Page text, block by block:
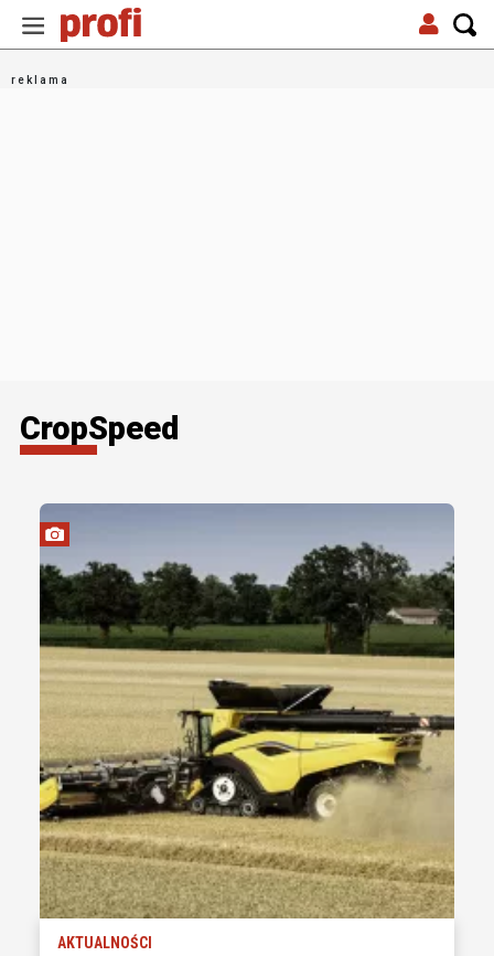
CropSpeed
AKTUALNOŚCI